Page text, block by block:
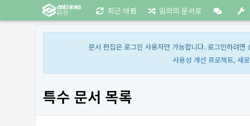
최근 바뀜 임의의 문서로
문서 편집은 로그인 사용자만 가능합니다. 로그인하려면
사용성 개선 프로젝트, 새
특수 문서 목록